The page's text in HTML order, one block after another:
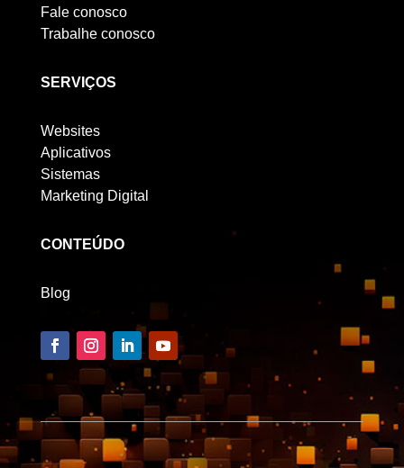
Fale conosco
Trabalhe conosco
SERVIÇOS
Websites
Aplicativos
Sistemas
Marketing Digital
CONTEÚDO
Blog